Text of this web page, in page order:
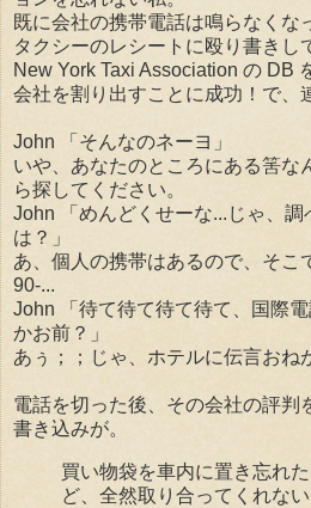
既に会社の携帯電話は鳴らなくな
タクシーのレシートに殴り書きし
New York Taxi Association の DB
会社を割り出すことに成功！で、
John 「そんなのネーヨ」
いや、あなたのところにある筈な
ら探してください。
John 「めんどくせーな...じゃ、
は？」
あ、個人の携帯はあるので、そこ
90-...
John 「待て待て待て待て、国際
かお前？」
あぅ；；じゃ、ホテルに伝言おね
電話を切った後、その会社の評判
書き込みが。
買い物袋を車内に置き忘れ
ど、全然取り合ってくれな